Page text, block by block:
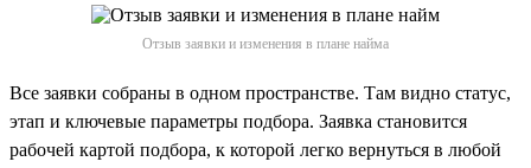
Отзыв заявки и изменения в плане найма
Все заявки собраны в одном пространстве. Там видно статус,
этап и ключевые параметры подбора. Заявка становится
рабочей картой подбора, к которой легко вернуться в любой